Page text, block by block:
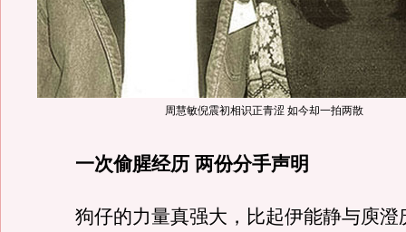
周慧敏倪震初相识正青涩 如今却一拍两散
一次偷腥经历 两份分手声明
狗仔的力量真强大，比起伊能静与庾澄